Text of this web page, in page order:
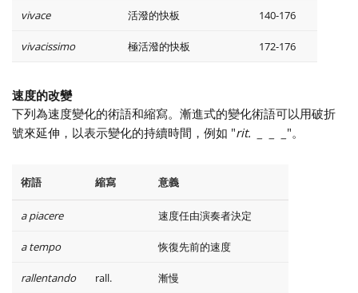
vivace 活潑的快板 140-176
vivacissimo 極活潑的快板 172-176
速度的改變
下列為速度變化的術語和縮寫。漸進式的變化術語可以用破折
號來延伸，以表示變化的持續時間，例如 "rit. _ _ _ "。
術語 縮寫 意義
a piacere 速度任由演奏者決定
a tempo 恢復先前的速度
rallentando rall. 漸慢